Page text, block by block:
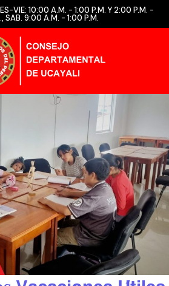
VIE: 10:00 A.M. - 1:00 P.M. Y 2:00 P.M. -
SAB. 9:00 A.M. - 1:00 P.M.